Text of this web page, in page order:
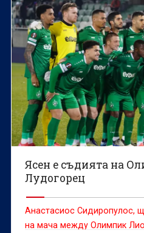
Ясен е съдията на
Лудогорец
Анастасиос Сидиропулос,
на мача между Олимпик